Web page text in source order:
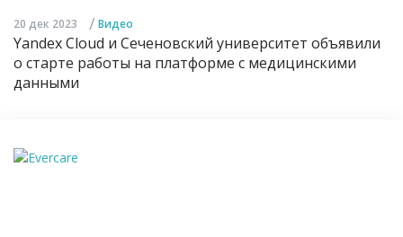
20 дек 2023 / Видео
Yandex Cloud и Сеченовский университет объявили
о старте работы на платформе с медицинскими
данными